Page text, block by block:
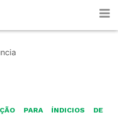
PARA ÍNDICIOS DE